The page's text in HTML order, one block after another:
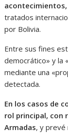
tratados
por Bolivia.
Entre sus fines
democrático» y la
mediante una
detectada.
En los casos de
rol principal, con
Armadas, y prevé